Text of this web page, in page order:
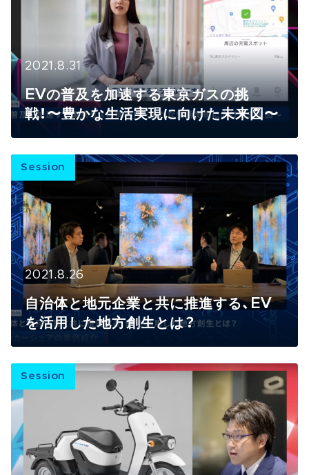
2021.8.31
EVの普及を加速する東京ガスの挑
戦！〜豊かな生活実現に向けた未来図〜
Session
2021.8.26
自治体と地元企業と共に推進する、EV
を活用した地方創生とは？
Session